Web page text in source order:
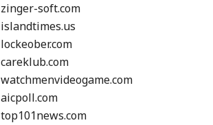
zinger-soft.com
islandtimes.us
lockeober.com
careklub.com
watchmenvideogame.com
aicpoll.com
top101news.com